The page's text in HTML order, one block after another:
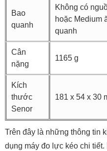
Bao
quanh
Không có
hoặc Medium
quanh
Cân
nặng
1165 g
Kích
thước
Senor
181 x 54 x 30
Trên đây là những thông tin
dụng máy đo lực kéo chi